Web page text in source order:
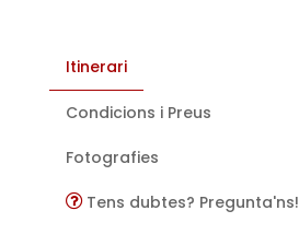
Itinerari
Condicions i Preus
Fotografies
Tens dubtes? Pregunta'ns!